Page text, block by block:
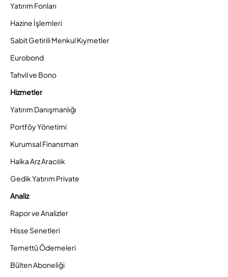
Yatırım Fonları
Hazine İşlemleri
Sabit Getirili Menkul Kıymetler
Eurobond
Tahvil ve Bono
Hizmetler
Yatırım Danışmanlığı
Portföy Yönetimi
Kurumsal Finansman
Halka Arz Aracılık
Gedik Yatırım Private
Analiz
Rapor ve Analizler
Hisse Senetleri
Temettü Ödemeleri
Bülten Aboneliği